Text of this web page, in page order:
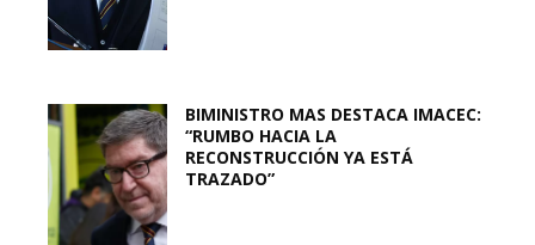
BIMINISTRO MAS DESTACA IMACEC:
“RUMBO HACIA LA
RECONSTRUCCIÓN YA ESTÁ
TRAZADO”